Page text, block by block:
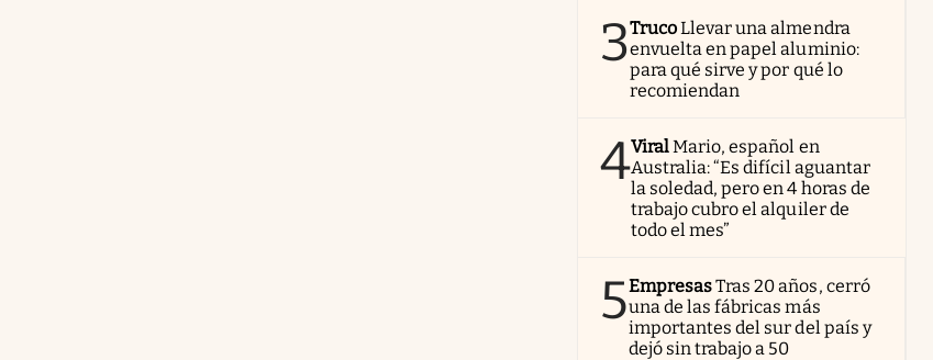
3TrucoLlevar una almendra
envuelta en papel aluminio:
para qué sirve y por qué lo
recomiendan
4ViralMario, español en
Australia: “Es difícil aguantar
la soledad, pero en 4 horas de
trabajo cubro el alquiler de
todo el mes”
5EmpresasTras 20 años, cerró
una de las fábricas más
importantes del sur del país y
dejó sin trabajo a 50